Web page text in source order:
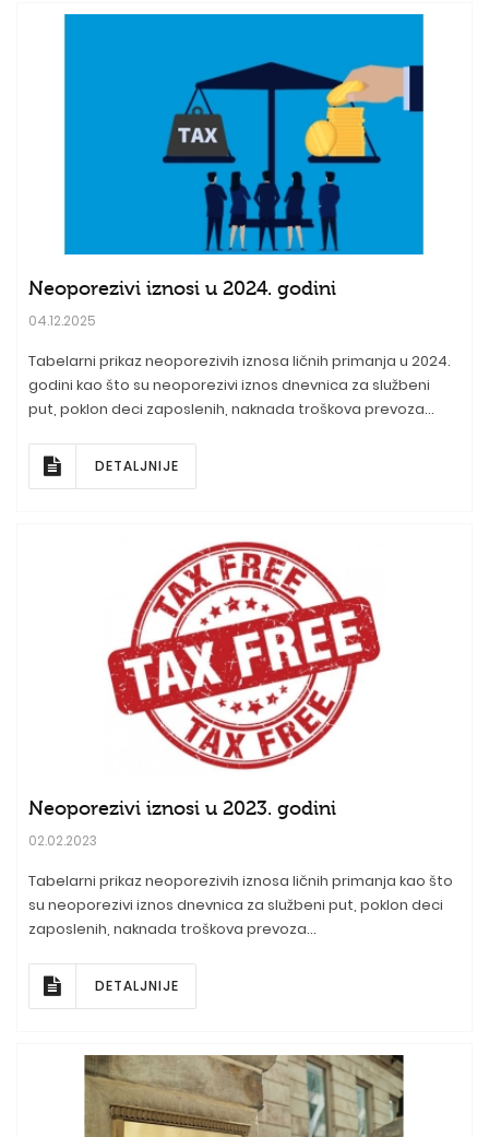
Neoporezivi iznosi u 2024. godini
04.12.2025
Tabelarni prikaz neoporezivih iznosa ličnih primanja u 2024.
godini kao što su neoporezivi iznos dnevnica za službeni
put, poklon deci zaposlenih, naknada troškova prevoza...
DETALJNIJE
Neoporezivi iznosi u 2023. godini
02.02.2023
Tabelarni prikaz neoporezivih iznosa ličnih primanja kao što
su neoporezivi iznos dnevnica za službeni put, poklon deci
zaposlenih, naknada troškova prevoza...
DETALJNIJE